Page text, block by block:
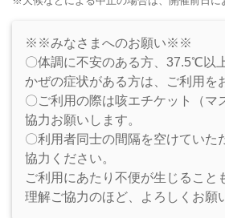
※※みなさまへのお願い※※
〇体調に不安のある方、37.5℃以
かぜの症状がある方は、ご利用を
〇ご利用の際は咳エチケット（マ
協力お願いします。
〇利用者同士の間隔を空けていた
協力ください。
ご利用にあたり不便が生じること
理解ご協力のほど、よろしくお願